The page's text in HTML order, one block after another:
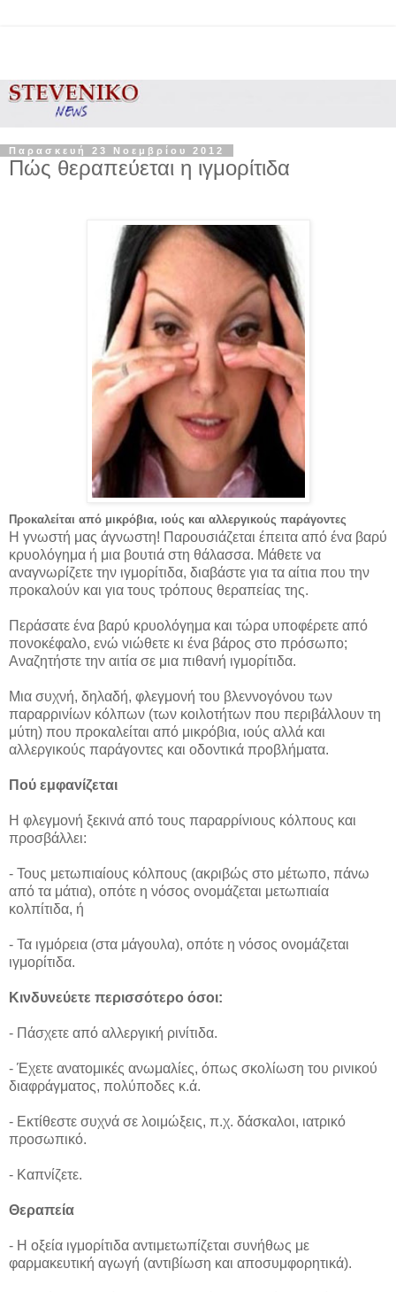
Παρασκευή 23 Νοεμβρίου 2012
Πώς θεραπεύεται η ιγμορίτιδα
Προκαλείται από μικρόβια, ιούς και αλλεργικούς παράγοντες
Η γνωστή μας άγνωστη! Παρουσιάζεται έπειτα από ένα βαρύ
κρυολόγημα ή μια βουτιά στη θάλασσα. Μάθετε να
αναγνωρίζετε την ιγμορίτιδα, διαβάστε για τα αίτια που την
προκαλούν και για τους τρόπους θεραπείας της.
Περάσατε ένα βαρύ κρυολόγημα και τώρα υποφέρετε από
πονοκέφαλο, ενώ νιώθετε κι ένα βάρος στο πρόσωπο;
Αναζητήστε την αιτία σε μια πιθανή ιγμορίτιδα.
Μια συχνή, δηλαδή, φλεγμονή του βλεννογόνου των
παραρρινίων κόλπων (των κοιλοτήτων που περιβάλλουν τη
μύτη) που προκαλείται από μικρόβια, ιούς αλλά και
αλλεργικούς παράγοντες και οδοντικά προβλήματα.
Πού εμφανίζεται
Η φλεγμονή ξεκινά από τους παραρρίνιους κόλπους και
προσβάλλει:
- Τους μετωπιαίους κόλπους (ακριβώς στο μέτωπο, πάνω
από τα μάτια), οπότε η νόσος ονομάζεται μετωπιαία
κολπίτιδα, ή
- Τα ιγμόρεια (στα μάγουλα), οπότε η νόσος ονομάζεται
ιγμορίτιδα.
Κινδυνεύετε περισσότερο όσοι:
- Πάσχετε από αλλεργική ρινίτιδα.
- Έχετε ανατομικές ανωμαλίες, όπως σκολίωση του ρινικού
διαφράγματος, πολύποδες κ.ά.
- Εκτίθεστε συχνά σε λοιμώξεις, π.χ. δάσκαλοι, ιατρικό
προσωπικό.
- Καπνίζετε.
Θεραπεία
- Η οξεία ιγμορίτιδα αντιμετωπίζεται συνήθως με
φαρμακευτική αγωγή (αντιβίωση και αποσυμφορητικά).